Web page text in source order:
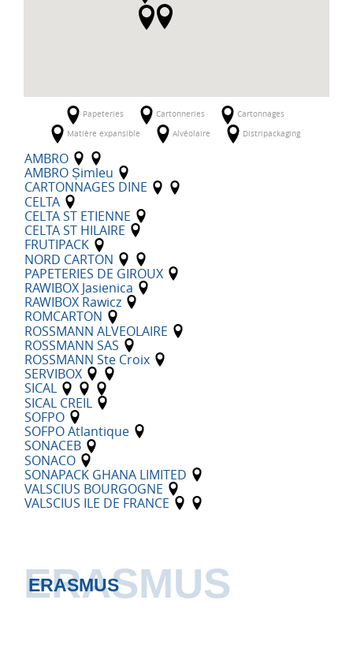
Papeteries Cartonneries
Cartonnages
Matière expansible
Alvéolaire Distripackaging
AMBRO
AMBRO Șimleu
CARTONNAGES DINE
CELTA
CELTA ST ETIENNE
CELTA ST HILAIRE
FRUTIPACK
NORD CARTON
PAPETERIES DE GIROUX
RAWIBOX Jasienica
RAWIBOX Rawicz
ROMCARTON
ROSSMANN ALVEOLAIRE
ROSSMANN SAS
ROSSMANN Ste Croix
SERVIBOX
SICAL
SICAL CREIL
SOFPO
SOFPO Atlantique
SONACEB
SONACO
SONAPACK GHANA LIMITED
VALSCIUS BOURGOGNE
VALSCIUS ILE DE FRANCE
ERASMUS
ERASMUS